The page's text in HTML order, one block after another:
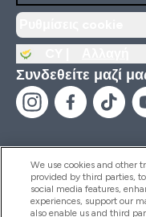
Συνδεθείτε μαζί
Βοήθεια &
We use cookies and other
provided by third parties,
social media features,
experiences, support our
also enable us and third